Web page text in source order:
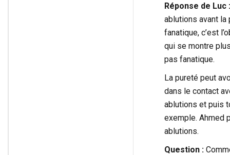
Réponse de Luc :
ablutions avant la
fanatique, c’est
qui se montre
pas fanatique.
La pureté peut
dans le contact
ablutions et puis
exemple. Ahmed
ablutions.
Question :